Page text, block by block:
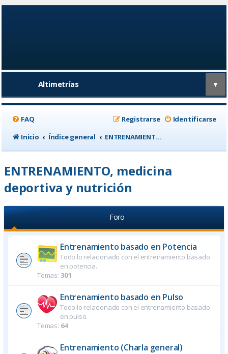
Altimetrías ▼
FAQ Identificarse
Registrarse
Inicio
Índice general ENTRENAMIENTO, medicina deportiva y nutrición
ENTRENAMIENTO, medicina
deportiva y nutrición
Foro
Entrenamiento basado en Potencia
Todo lo relacionado con el entrenamiento basado
en potencia.
Temas: 301
Entrenamiento basado en Pulso
Todo lo relacionado con el entrenamiento basado
en pulso.
Temas: 64
Entrenamiento (Charla general)